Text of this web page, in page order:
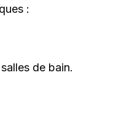
:
de bain.